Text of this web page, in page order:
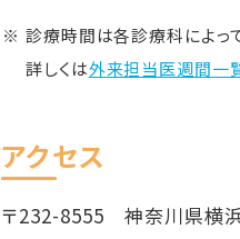
診療時間は各診療科によっ
詳しくは外来担当医週間一
アクセス
〒232-8555神奈川県横